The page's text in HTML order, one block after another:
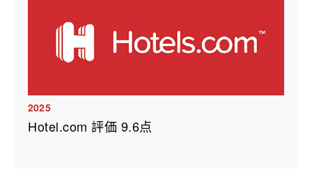
2025
Hotel.com 評価 9.6点